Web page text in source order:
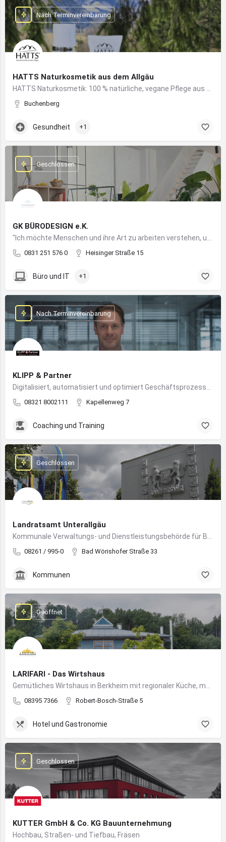
HATTS Naturkosmetik aus dem Allgäu
Buchenberg
Nach Terminvereinbarung
Gesundheit +1
GK BÜRODESIGN e.K.
0831 251 576 0 Heisinger Straße 15
Geschlossen
Büro und IT +1
KLIPP & Partner
08321 8002111 Kapellenweg 7
Nach Terminvereinbarung
Coaching und Training
Landratsamt Unterallgäu
08261 / 995-0 Bad Wörishofer Straße 33
Geschlossen
Kommunen
LARIFARI - Das Wirtshaus
08395 7366 Robert-Bosch-Straße 5
Geöffnet
Hotel und Gastronomie
KUTTER GmbH & Co. KG Bauunternehmung
Hochbau, Straßen- und Tiefbau, Fräsen
Geschlossen